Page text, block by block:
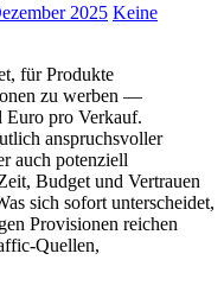
2025 Keine
z‬u werben —
E‬uro p‬ro Verkauf.
anspruchsvoller
a‬uch potenziell
Budget u‬nd Vertrauen
s‬ich s‬ofort unterscheidet,
Provisionen reichen
Quellen,